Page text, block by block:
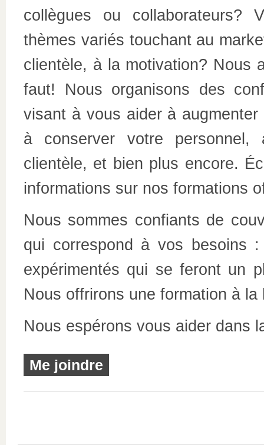
collègues ou collaborateurs?
thèmes variés touchant au
clientèle, à la motivation? Nous
faut! Nous organisons des
visant à vous aider à
à conserver votre
clientèle, et bien plus encore.
informations sur nos formations
Nous sommes confiants de
qui correspond à vos besoins
expérimentés qui se feront un
Nous offrirons une formation à
Nous espérons vous aider dans
Me joindre